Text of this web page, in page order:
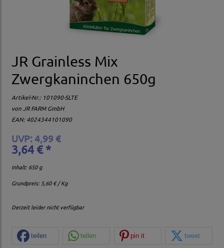
JR Grainless Mix
Zwergkaninchen 650g
Artikel-Nr.: 101090-SLTE
vonJR FARM GmbH
EAN: 4024344101090
UVP: 4,99 €
3,64 € *
Inhalt: 650 g
Grundpreis: 5,60 € / Kg
Derzeit leider nicht verfügbar
teilen teilen pin it tweet